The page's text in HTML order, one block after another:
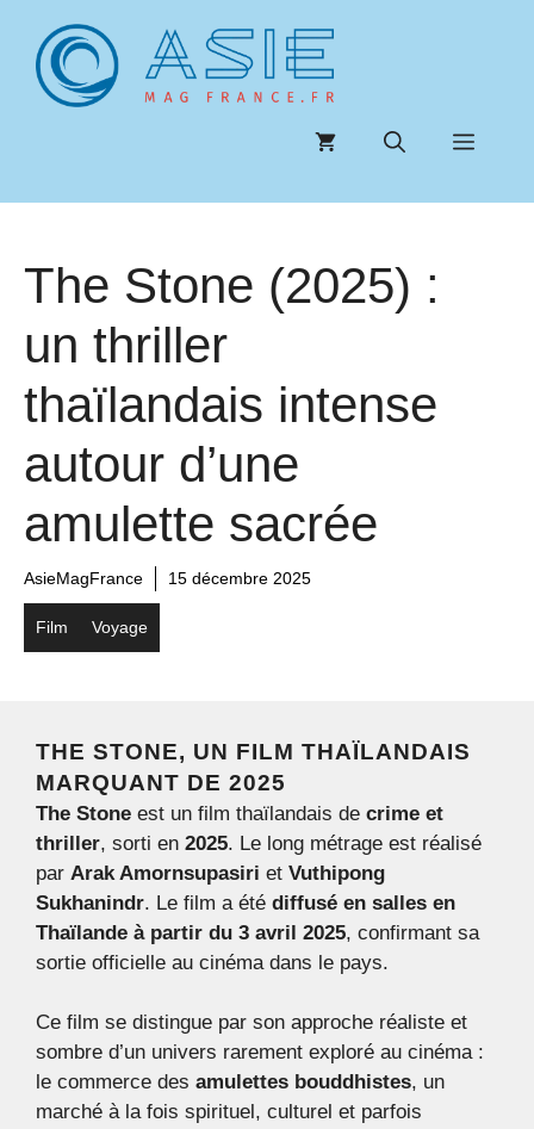
contenu
Menu
The Stone (2025) :
un thriller
thaïlandais intense
autour d’une
amulette sacrée
AsieMagFrance 15 décembre 2025
Film Voyage
THE STONE, UN FILM THAÏLANDAIS
MARQUANT DE 2025
The Stone est un film thaïlandais de crime et
thriller, sorti en 2025. Le long métrage est réalisé
par Arak Amornsupasiri et Vuthipong
Sukhanindr. Le film a été diffusé en salles en
Thaïlande à partir du 3 avril 2025, confirmant sa
sortie officielle au cinéma dans le pays.
Ce film se distingue par son approche réaliste et
sombre d’un univers rarement exploré au cinéma :
le commerce des amulettes bouddhistes, un
marché à la fois spirituel, culturel et parfois